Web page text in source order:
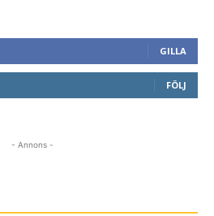
GILLA
FÖLJ
- Annons -